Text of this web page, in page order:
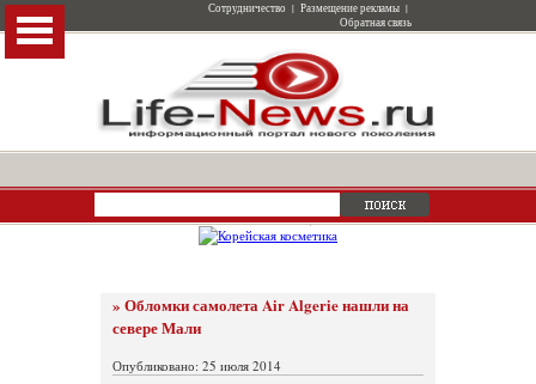
Сотрудничество | Размещение рекламы |
Обратная связь
» Обломки самолета Air Algerie нашли на
севере Мали
Опубликовано: 25 июля 2014